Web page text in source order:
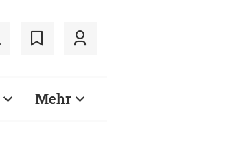
Mehr